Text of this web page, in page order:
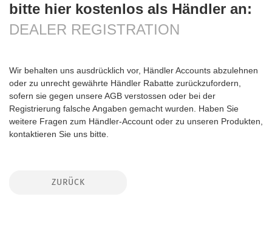
bitte hier kostenlos als Händler an:
DEALER REGISTRATION
Wir behalten uns ausdrücklich vor, Händler Accounts abzulehnen
oder zu unrecht gewährte Händler Rabatte zurückzufordern,
sofern sie gegen unsere AGB verstossen oder bei der
Registrierung falsche Angaben gemacht wurden. Haben Sie
weitere Fragen zum Händler-Account oder zu unseren Produkten,
kontaktieren Sie uns bitte.
ZURÜCK